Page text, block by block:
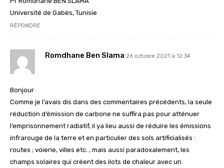
Université de Gabès, Tunisie
RÉPONDRE
Romdhane Ben Slama 26 octobre 2021 à 12:34
Bonjour
Comme je l’avais dis dans des commentaires précédents, la seule
réduction d’émission de carbone ne suffira pas pour atténuer
l’emprisonnement radiatif, il ya lieu aussi de réduire les émissions
infrarouge de la terre et en particulier des sols artificialisés :
routes ; voierie, villes etc. , mais aussi paradoxalement, les
champs solaires qui créent des ilots de chaleur avec un